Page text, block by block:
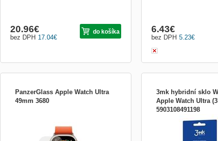
17.04€
bez DPH
20.96€ do košíka
5.23€
bez DPH
6.43€
PanzerGlass Apple Watch Ultra
49mm 3680
Ultra 49mm (rovné, celolepené)
3mk hybridní sklo
Apple Watch Ultra
5903108491198
príslušenstva:Ochranné